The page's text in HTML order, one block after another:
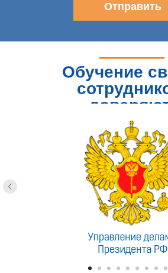
Отправить
Обучение